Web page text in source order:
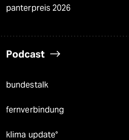
panterpreis 2026
Podcast
bundestalk
fernverbindung
klima update°